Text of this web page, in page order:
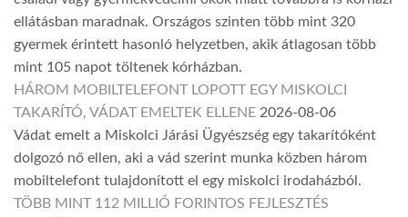
ellátásban maradnak. Országos szinten több mint 320
gyermek érintett hasonló helyzetben, akik átlagosan több
mint 105 napot töltenek kórházban.
HÁROM MOBILTELEFONT LOPOTT EGY MISKOLCI
TAKARÍTÓ, VÁDAT EMELTEK ELLENE 2026-08-06
Vádat emelt a Miskolci Járási Ügyészség egy takarítóként
dolgozó nő ellen, aki a vád szerint munka közben három
mobiltelefont tulajdonított el egy miskolci irodaházból.
TÖBB MINT 112 MILLIÓ FORINTOS FEJLESZTÉS